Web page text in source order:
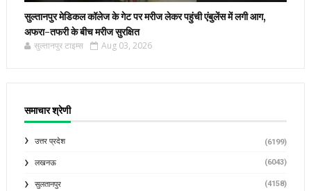
सुल्तानपुर मेडिकल कॉलेज के गेट पर मरीज लेकर पहुंची एंबुलेंस में लगी आग,
अफरा-तफरी के बीच मरीज सुरक्षित
सुल्तानपुर टाइम्स Aug 03, 2026
समाचार श्रेणी
उत्तर प्रदेश (6199)
लखनऊ (6043)
सुलतानपुर (4158)